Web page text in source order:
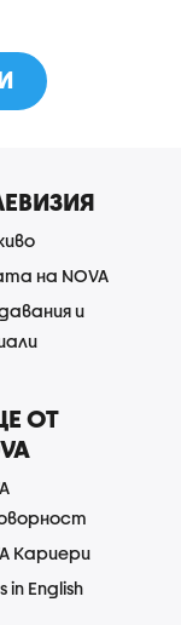
на NOVA
и
ОТ
Кариери
in English